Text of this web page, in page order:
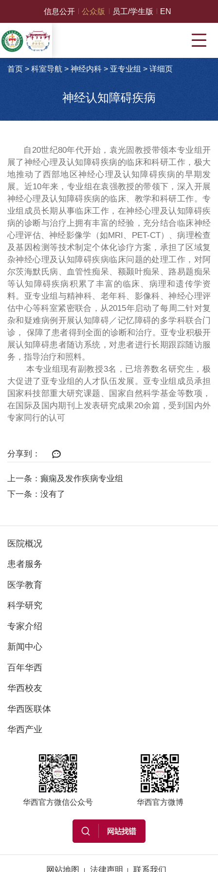
信息公开 公众版 员工/学生版 EN
首页 > 科室导航> 神经内科> 亚专业组 > 详细页
神经认知障碍疾病
自20世纪80年代开始，袁光固教授带领本专业组开
展了神经心理及认知障碍疾病的临床和科研工作，极大
地推动了西部地区神经心理及认知障碍疾病的早期发
展。近10年来，专业组在袁强教授的带领下，深入开展
神经心理及认知障碍疾病的临床、教学和科研工作。专
业组成员长期从事临床工作，在神经心理及认知障碍疾
病的诊断与治疗上拥有丰富的经验，充分结合临床神经
心理评估、神经影像学（如MRI、PET-CT）、病理检查
及基因检测等技术制定个体化诊疗方案，承担了区域复
杂神经心理及认知障碍疾病临床问题的处理工作，对阿
尔茨海默氏病、血管性痴呆、额颞叶痴呆、路易题痴呆
等认知障碍疾病积累了丰富的临床、病理和遗传学资
料。亚专业组与精神科、老年科、影像科、神经心理评
估中心等科室紧密联合，从2015年启动了每周二针对复
杂和疑难病例开展认知障碍／记忆障碍的多学科联合门
诊， 保障了患者得到全面的诊断和治疗。亚专业积极开
展认知障碍患者随访系统，对患者进行长期跟踪随访服
务，指导治疗和照料。
本专业组现有副教授3名，已培养数名研究生，极
大促进了亚专业组的人才队伍发展。亚专业组成员承担
国家科技部重大研究课题、国家自然科学基金等数项，
在国际及国内期刊上发表研究成果20余篇，受到国内外
专家同行的认可
分享到：
上一条：癫痫及发作疾病专业组
下一条：没有了
医院概况
患者服务
医学教育
科学研究
专家介绍
新闻中心
百年华西
华西校友
华西医联体
华西产业
华西官方微信公众号 华西官方微博
网站地图 法律声明 联系我们